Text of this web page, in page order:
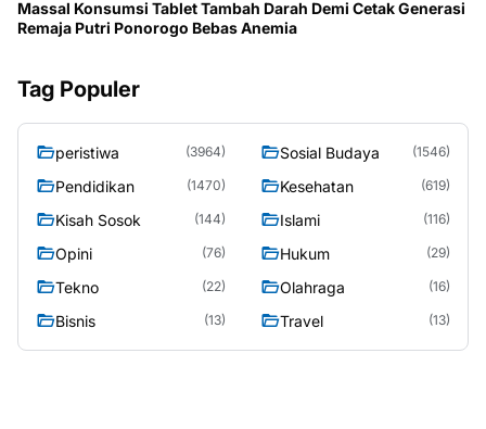
Massal Konsumsi Tablet Tambah Darah Demi Cetak Generasi
Remaja Putri Ponorogo Bebas Anemia
Tag Populer
peristiwa (3964) Sosial Budaya (1546)
Pendidikan (1470) Kesehatan (619)
Kisah Sosok (144) Islami (116)
Opini (76) Hukum (29)
Tekno (22) Olahraga (16)
Bisnis (13) Travel (13)